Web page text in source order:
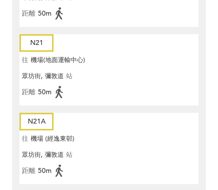
距離 50m
N21
往 機場(地面運輸中心)
眾坊街, 彌敦道 站
距離 50m
N21A
往 機場 (經逸東邨)
眾坊街, 彌敦道 站
距離 50m